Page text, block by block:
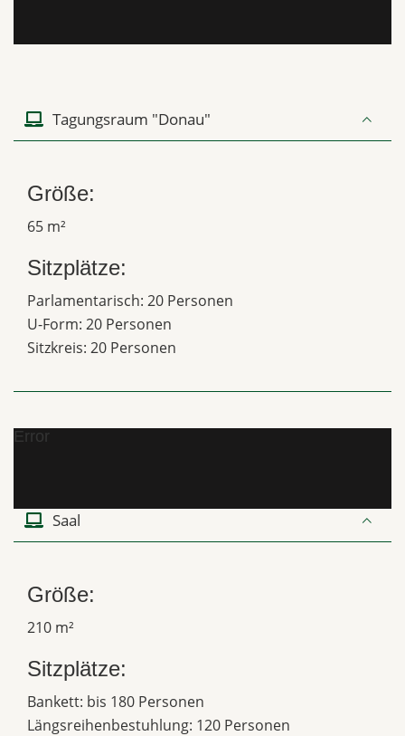
Tagungsraum "Donau"
Größe:
65 m²
Sitzplätze:
Parlamentarisch: 20 Personen
U-Form: 20 Personen
Sitzkreis: 20 Personen
Error
Saal
Größe:
210 m²
Sitzplätze:
Bankett: bis 180 Personen
Längsreihenbestuhlung: 120 Personen